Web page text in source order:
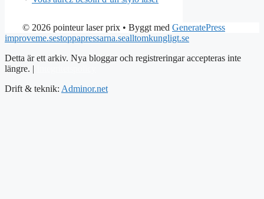
© 2026 pointeur laser prix • Byggt med GeneratePress
improveme.sestoppapressarna.sealltomkungligt.se
Detta är ett arkiv. Nya bloggar och registreringar accepteras inte
längre. |
Drift & teknik: Adminor.net